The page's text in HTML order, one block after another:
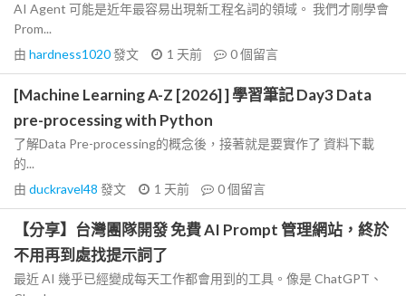
AI Agent 可能是近年最容易出現新工程名詞的領域。 我們才剛學會
Prom...
由 hardness1020發文 1 天前 0個留言
[Machine Learning A-Z [2026] ] 學習筆記 Day3 Data
pre-processing with Python
了解Data Pre-processing的概念後，接著就是要實作了 資料下載
的...
由 duckravel48 發文 1 天前 0個留言
【分享】台灣團隊開發 免費 AI Prompt 管理網站，終於
不用再到處找提示詞了
最近 AI 幾乎已經變成每天工作都會用到的工具。像是 ChatGPT、